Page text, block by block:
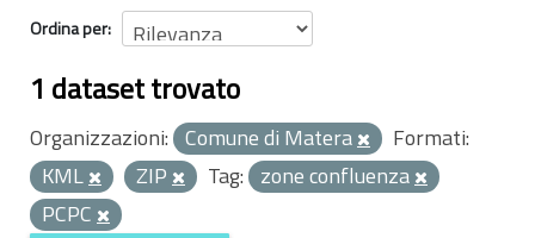
Ordina per
1 dataset trovato
Organizzazioni: Comune di Matera
Formati:
KML
ZIP Tag: zone confluenza
PCPC